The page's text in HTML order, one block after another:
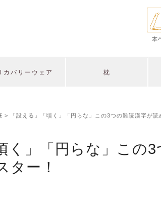
カバリーウェア 枕
> 「設える」「頃く」「円らな」この3つの難読漢字が読
く」「円らな」この
ター！